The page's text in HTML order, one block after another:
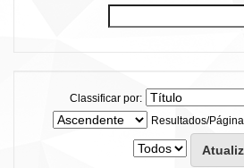
Classificar por:
Resultados/Página